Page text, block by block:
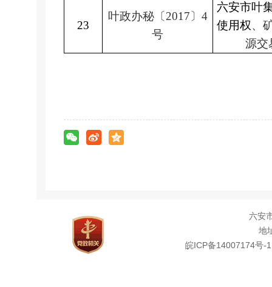
23
叶政办秘〔 2017 〕 4
号
六安市叶
使用权、
源交
六安
地
皖ICP备14007174号-1